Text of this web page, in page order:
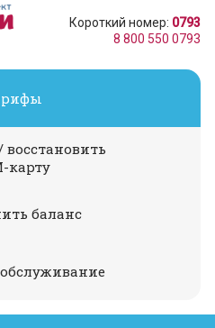
Короткий номер: 0793
8 800 550 0793
карту
баланс